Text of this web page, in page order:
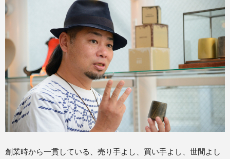
創業時から一貫している、売り手よし、買い手よし、世間よし